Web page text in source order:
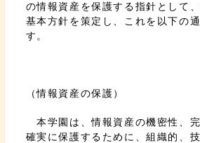
の情報資産を保護する指針として
基本方針を策定し、これを以下の
す。
（情報資産の保護）
本学園は、情報資産の機密性、
確実に保護するために、組織的、